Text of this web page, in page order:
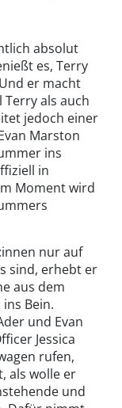
absolut
es, Terry
er macht
Terry als auch
jedoch einer
Marston
ins
in
Moment wird
nur auf
sind, erhebt er
aus dem
Bein.
und Evan
Jessica
rufen,
als wolle er
und